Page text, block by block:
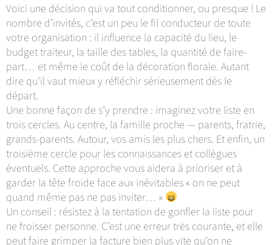
Voici une décision qui va tout conditionner, ou presque ! Le
nombre d’invités, c’est un peu le fil conducteur de toute
votre organisation : il influence la capacité du lieu, le
budget traiteur, la taille des tables, la quantité de faire-
part… et même le coût de la décoration florale. Autant
dire qu’il vaut mieux y réfléchir sérieusement dès le
départ.
Une bonne façon de s’y prendre : imaginez votre liste en
trois cercles. Au centre, la famille proche — parents, fratrie,
grands-parents. Autour, vos amis les plus chers. Et enfin, un
troisième cercle pour les connaissances et collègues
éventuels. Cette approche vous aidera à prioriser et à
garder la tête froide face aux inévitables « on ne peut
quand même pas ne pas inviter… »
Un conseil : résistez à la tentation de gonfler la liste pour
ne froisser personne. C’est une erreur très courante, et elle
peut faire grimper la facture bien plus vite qu’on ne